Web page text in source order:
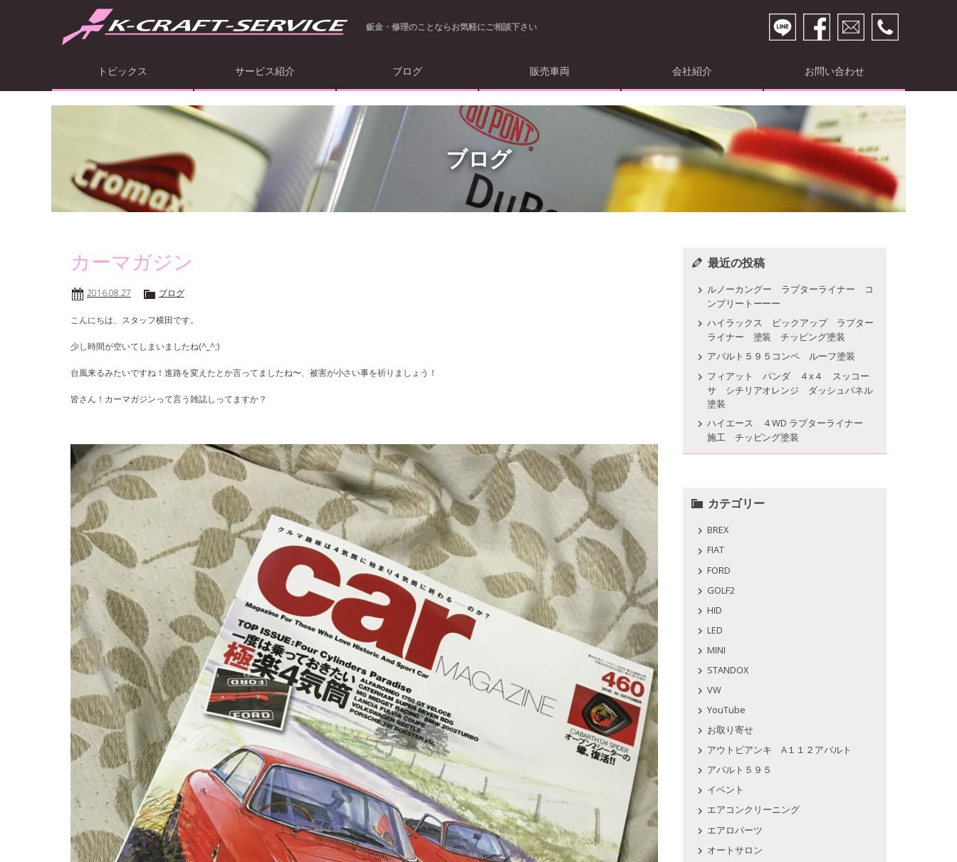
鈑金・修理のことならお気軽にご相談下さい
トピックス サービス紹介 ブログ 販売車両 会社紹介 お問い合わせ
ブログ
カーマガジン
2016.08.27 ブログ
こんにちは、スタッフ横田です。
少し時間が空いてしまいましたね(^_^;)
台風来るみたいですね！進路を変えたとか言ってましたね〜、被害が小さい事を祈りましょう！
皆さん！カーマガジンって言う雑誌しってますか？
最近の投稿
ルノーカングー ラプターライナー コ
ンプリートーーー
ハイラックス ピックアップ ラプター
ライナー 塗装 チッピング塗装
アバルト５９５コンペ ルーフ塗装
フィアット パンダ ４x４ スッコー
サ シチリアオレンジ ダッシュパネル
塗装
ハイエース ４WD ラプターライナー
施工 チッピング塗装
カテゴリー
BREX
FIAT
FORD
GOLF2
HID
LED
MINI
STANDOX
VW
YouTube
お取り寄せ
アウトビアンキ A１１２アバルト
アバルト５９５
イベント
エアコンクリーニング
エアロパーツ
オートサロン